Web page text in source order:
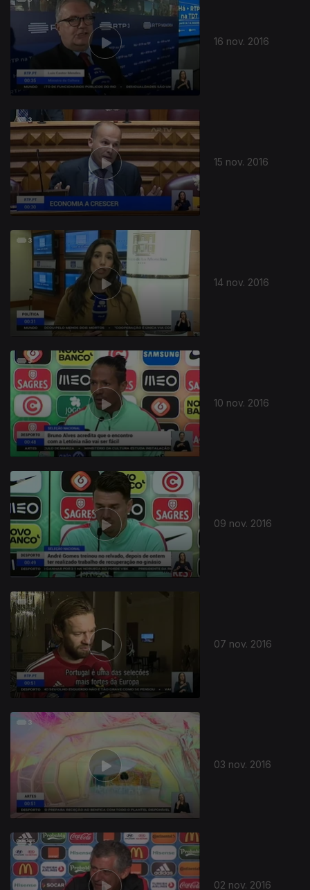
16 nov. 2016
15 nov. 2016
14 nov. 2016
10 nov. 2016
09 nov. 2016
07 nov. 2016
03 nov. 2016
02 nov. 2016